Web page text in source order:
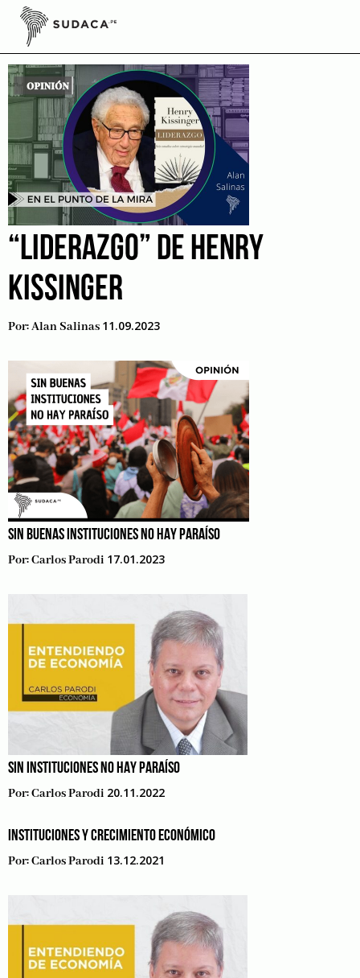
Skip
contentInstituciones
“LIDERAZGO” DE HENRY
KISSINGER
Por:Alan Salinas 11.09.2023
SIN BUENAS INSTITUCIONES NO HAY PARAÍSO
Por:Carlos Parodi 17.01.2023
SIN INSTITUCIONES NO HAY PARAÍSO
Por:Carlos Parodi 20.11.2022
INSTITUCIONES Y CRECIMIENTO ECONÓMICO
Por:Carlos Parodi 13.12.2021